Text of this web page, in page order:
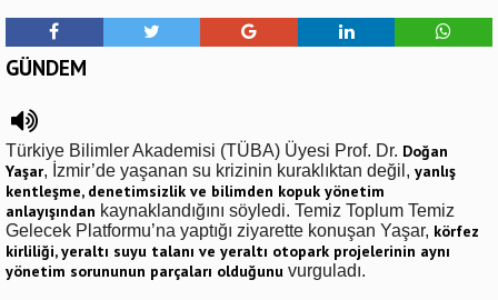
GÜNDEM
Türkiye Bilimler Akademisi (TÜBA) Üyesi Prof. Dr. Doğan
Yaşar, İzmir’de yaşanan su krizinin kuraklıktan değil, yanlış
kentleşme, denetimsizlik ve bilimden kopuk yönetim
anlayışından kaynaklandığını söyledi. Temiz Toplum Temiz
Gelecek Platformu’na yaptığı ziyarette konuşan Yaşar, körfez
kirliliği, yeraltı suyu talanı ve yeraltı otopark projelerinin aynı
yönetim sorununun parçaları olduğunu vurguladı.